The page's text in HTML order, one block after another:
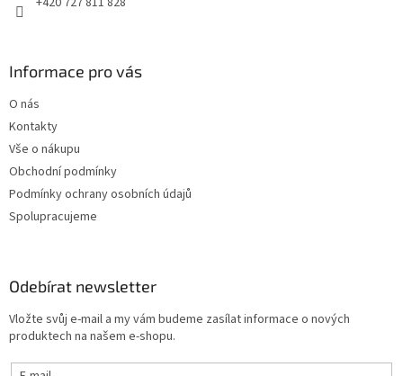
Informace pro vás
O nás
Kontakty
Vše o nákupu
Obchodní podmínky
Podmínky ochrany osobních údajů
Spolupracujeme
Odebírat newsletter
Vložte svůj e-mail a my vám budeme zasílat informace o nových
produktech na našem e-shopu.